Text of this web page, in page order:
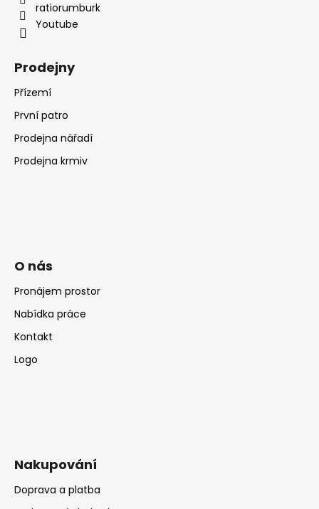
D
o
p
o
r
e
ratiorumburk
Youtube
Prodejny
Přízemí
První patro
Prodejna nářadí
Prodejna krmiv
O nás
Pronájem prostor
Nabídka práce
Kontakt
Logo
Nakupování
Doprava a platba